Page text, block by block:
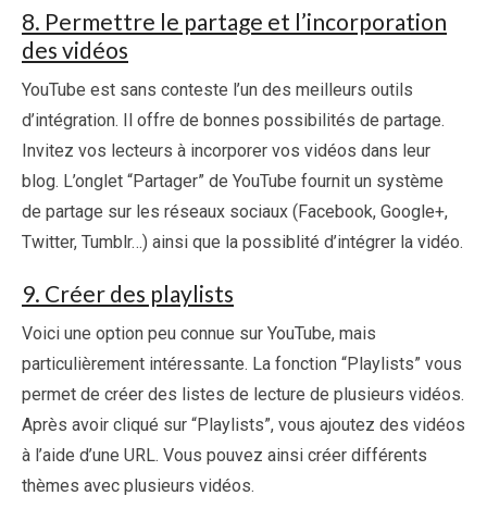
8. Permettre le partage et l’incorporation
des vidéos
YouTube est sans conteste l’un des meilleurs outils
d’intégration. Il offre de bonnes possibilités de partage.
Invitez vos lecteurs à incorporer vos vidéos dans leur
blog. L’onglet “Partager” de YouTube fournit un système
de partage sur les réseaux sociaux (Facebook, Google+,
Twitter, Tumblr…) ainsi que la possiblité d’intégrer la vidéo.
9. Créer des playlists
Voici une option peu connue sur YouTube, mais
particulièrement intéressante. La fonction “Playlists” vous
permet de créer des listes de lecture de plusieurs vidéos.
Après avoir cliqué sur “Playlists”, vous ajoutez des vidéos
à l’aide d’une URL. Vous pouvez ainsi créer différents
thèmes avec plusieurs vidéos.